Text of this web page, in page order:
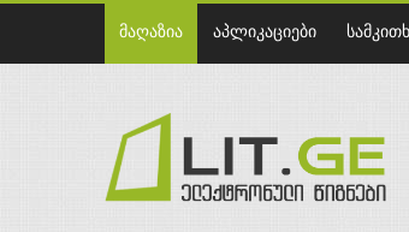
მაღაზია აპლიკაციები